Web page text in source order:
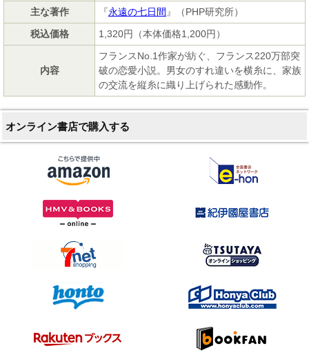
主な著作
『永遠の七日間 』（PHP研究所）
税込価格
1,320円（本体価格1,200円）
内容
フランスNo.1作家が紡ぐ、フランス220万部突
破の恋愛小説。男女のすれ違いを横糸に、家族
の交流を縦糸に織り上げられた感動作。
オンライン書店で購入する